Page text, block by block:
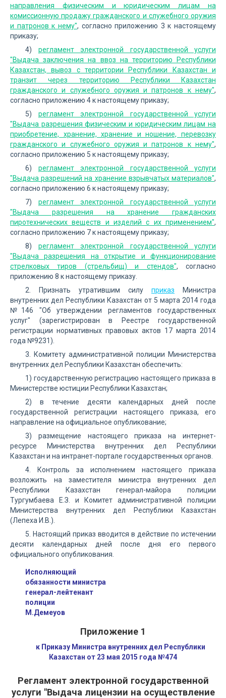
направления физическим и юридическим лицам на
комиссионную продажу гражданского и служебного оружия
и патронов к нему", согласно приложению 3 к настоящему
приказу;
4) регламент электронной государственной услуги
"Выдача заключения на ввоз на территорию Республики
Казахстан, вывоз с территории Республики Казахстан и
транзит через территорию Республики Казахстан
гражданского и служебного оружия и патронов к нему",
согласно приложению 4 к настоящему приказу;
5) регламент электронной государственной услуги
"Выдача разрешения физическим и юридическим лицам на
приобретение, хранение, хранение и ношение, перевозку
гражданского и служебного оружия и патронов к нему",
согласно приложению 5 к настоящему приказу;
6) регламент электронной государственной услуги
"Выдача разрешений на хранение взрывчатых материалов",
согласно приложению 6 к настоящему приказу;
7) регламент электронной государственной услуги
"Выдача разрешения на хранение гражданских
пиротехнических веществ и изделий с их применением",
согласно приложению 7 к настоящему приказу;
8) регламент электронной государственной услуги
"Выдача разрешения на открытие и функционирование
стрелковых тиров (стрельбищ) и стендов", согласно
приложению 8 к настоящему приказу.
2. Признать утратившим силу приказ Министра
внутренних дел Республики Казахстан от 5 марта 2014 года
№146 "Об утверждении регламентов государственных
услуг" (зарегистрирован в Реестре государственной
регистрации нормативных правовых актов 17 марта 2014
года №9231).
3. Комитету административной полиции Министерства
внутренних дел Республики Казахстан обеспечить:
1) государственную регистрацию настоящего приказа в
Министерстве юстиции Республики Казахстан;
2) в течение десяти календарных дней после
государственной регистрации настоящего приказа, его
направление на официальное опубликование;
3) размещение настоящего приказа на интернет-
ресурсе Министерства внутренних дел Республики
Казахстан и на интранет-портале государственных органов.
4. Контроль за исполнением настоящего приказа
возложить на заместителя министра внутренних дел
Республики Казахстан генерал-майора полиции
Тургумбаева Е.З. и Комитет административной полиции
Министерства внутренних дел Республики Казахстан
(Лепеха И.В.).
5. Настоящий приказ вводится в действие по истечении
десяти календарных дней после дня его первого
официального опубликования.
Исполняющий
обязанности министра
генерал-лейтенант
полиции
М.Демеуов
Приложение 1
к Приказу Министра внутренних дел Республики
Казахстан от 23 мая 2015 года №474
Регламент электронной государственной
услуги "Выдача лицензии на осуществление